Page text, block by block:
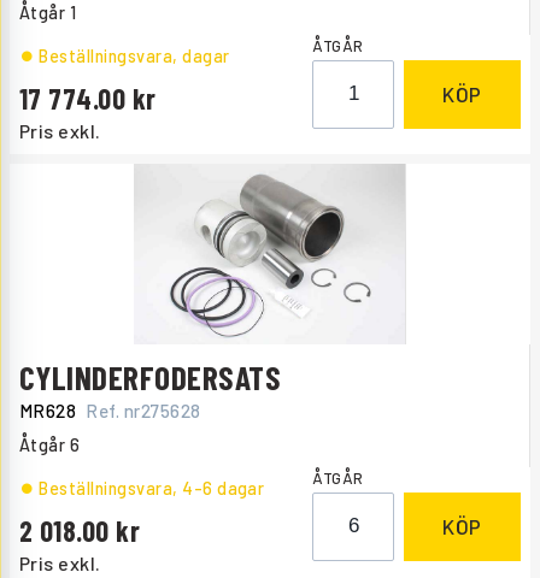
Åtgår 1
Pris exkl.
17 774.00
Beställningsvara, dagar ÅTGÅR
KÖP
CYLINDERFODERSATS
MR628 Ref. nr275628
Åtgår 6
Pris exkl.
2 018.00
Beställningsvara, 4-6 dagar ÅTGÅR
KÖP